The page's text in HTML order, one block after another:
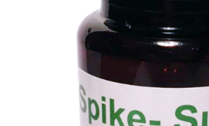
TOEVOEGEN AAN